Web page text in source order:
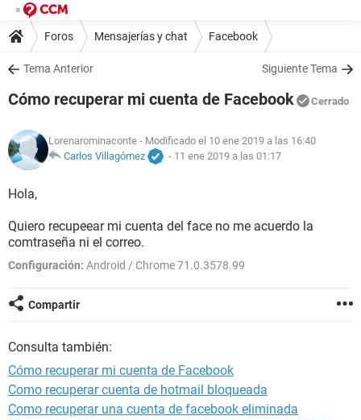
Foros Mensajerías y chat Facebook
Tema Anterior Siguiente Tema
Cómo recuperar mi cuenta de Facebook Cerrado
Lorenarominaconte - Modificado el 10 ene 2019 a las 16:40
Carlos Villagómez
- 11 ene 2019 a las 01:17
Hola,
Quiero recupeear mi cuenta del face no me acuerdo la
comtraseña ni el correo.
Configuración: Android / Chrome 71.0.3578.99
Compartir
Consulta también:
Cómo recuperar mi cuenta de Facebook
Como recuperar cuenta de hotmail bloqueada
Como recuperar una cuenta de facebook eliminada